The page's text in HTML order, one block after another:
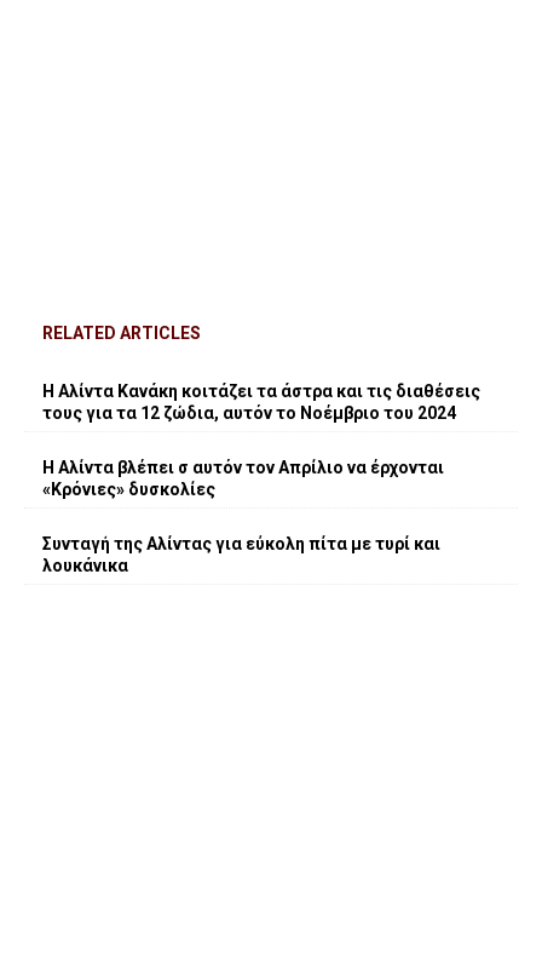
RELATED ARTICLES
Η Αλίντα Κανάκη κοιτάζει τα άστρα και τις διαθέσεις
τους για τα 12 ζώδια, αυτόν το Νοέμβριο του 2024
Η Αλίντα βλέπει σ αυτόν τον Απρίλιο να έρχονται
«Κρόνιες» δυσκολίες
Συνταγή της Αλίντας για εύκολη πίτα με τυρί και
λουκάνικα